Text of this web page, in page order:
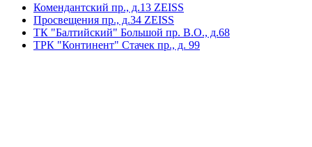
Комендантский пр., д.13 ZEISS
Просвещения пр., д.34 ZEISS
ТК "Балтийский" Большой пр. В.О., д.68
ТРК "Континент" Стачек пр., д. 99